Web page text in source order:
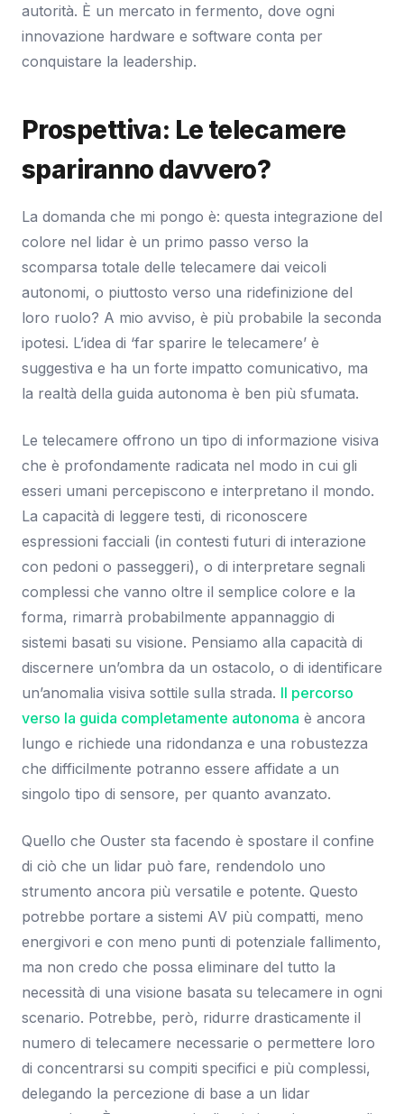
autorità. È un mercato in fermento, dove ogni
innovazione hardware e software conta per
conquistare la leadership.
Prospettiva: Le telecamere
spariranno davvero?
La domanda che mi pongo è: questa integrazione del
colore nel lidar è un primo passo verso la
scomparsa totale delle telecamere dai veicoli
autonomi, o piuttosto verso una ridefinizione del
loro ruolo? A mio avviso, è più probabile la seconda
ipotesi. L’idea di ‘far sparire le telecamere’ è
suggestiva e ha un forte impatto comunicativo, ma
la realtà della guida autonoma è ben più sfumata.
Le telecamere offrono un tipo di informazione visiva
che è profondamente radicata nel modo in cui gli
esseri umani percepiscono e interpretano il mondo.
La capacità di leggere testi, di riconoscere
espressioni facciali (in contesti futuri di interazione
con pedoni o passeggeri), o di interpretare segnali
complessi che vanno oltre il semplice colore e la
forma, rimarrà probabilmente appannaggio di
sistemi basati su visione. Pensiamo alla capacità di
discernere un’ombra da un ostacolo, o di identificare
un’anomalia visiva sottile sulla strada. Il percorso
verso la guida completamente autonoma è ancora
lungo e richiede una ridondanza e una robustezza
che difficilmente potranno essere affidate a un
singolo tipo di sensore, per quanto avanzato.
Quello che Ouster sta facendo è spostare il confine
di ciò che un lidar può fare, rendendolo uno
strumento ancora più versatile e potente. Questo
potrebbe portare a sistemi AV più compatti, meno
energivori e con meno punti di potenziale fallimento,
ma non credo che possa eliminare del tutto la
necessità di una visione basata su telecamere in ogni
scenario. Potrebbe, però, ridurre drasticamente il
numero di telecamere necessarie o permettere loro
di concentrarsi su compiti specifici e più complessi,
delegando la percezione di base a un lidar